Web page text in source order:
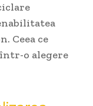
Ceea ce
o alegere